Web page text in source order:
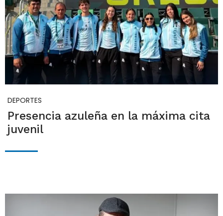
DEPORTES
Presencia azuleña en la máxima cita
juvenil